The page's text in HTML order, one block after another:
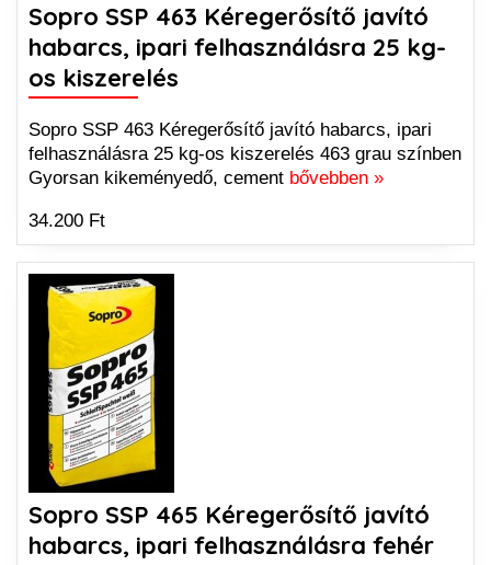
Sopro SSP 463 Kéregerősítő javító
habarcs, ipari felhasználásra 25 kg-
os kiszerelés
Sopro SSP 463 Kéregerősítő javító habarcs, ipari
felhasználásra 25 kg-os kiszerelés 463 grau színben
Gyorsan kikeményedő, cement bővebben »
34.200 Ft
Sopro SSP 465 Kéregerősítő javító
habarcs, ipari felhasználásra fehér